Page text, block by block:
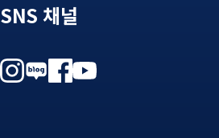
SNS 채널